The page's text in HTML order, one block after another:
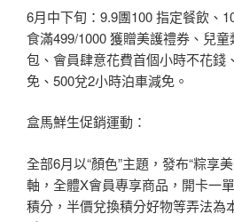
6月中下旬：9.9團100 指定餐飲、
食滿499/1000 獲贈美護禮券、兒
包、會員肆意花費首個小時不花錢
免、500兌2小時泊車減免。
盒馬鮮生促銷運動：
全部6月以“顏色”主題，發布“粽享
軸，全體X會員專享商品，開卡一
積分，半價兌換積分好物等弄法為